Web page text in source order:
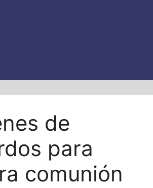
de
para
comunión